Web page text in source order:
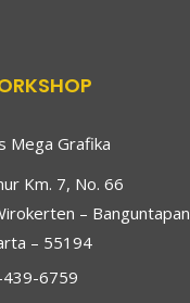
Mega Grafika
Km. 7, No. 66
– Banguntapan
– 55194
6759